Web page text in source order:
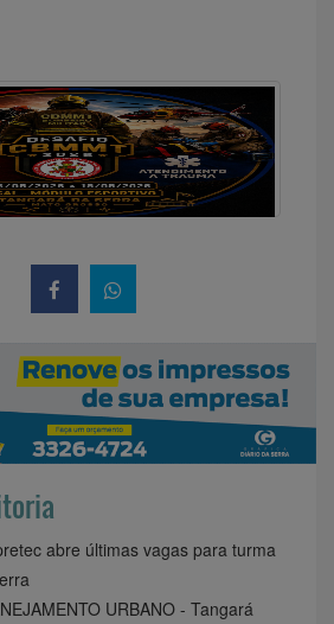
abre últimas vagas para turma
URBANO - Tangará